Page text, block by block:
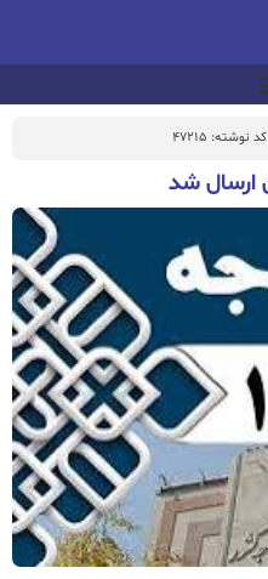
کد نوشته: 47215